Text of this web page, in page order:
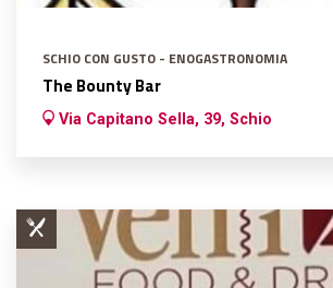
SCHIO CON GUSTO - ENOGASTRONOMIA
The Bounty Bar
Via Capitano Sella, 39, Schio